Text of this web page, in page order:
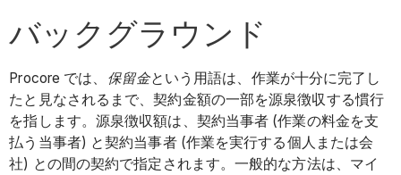
バックグラウンド
Procore では、 保留金という用語は、作業が十分に完了し
たと見なされるまで、契約金額の一部を源泉徴収する慣行
を指します。源泉徴収額は、契約当事者 (作業の料金を支
払う当事者) と契約当事者 (作業を実行する個人または会
社) との間の契約で指定されます。一般的な方法は、マイ